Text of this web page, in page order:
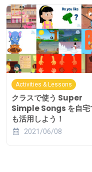
Activities & Lessons
クラスで使う Super
Simple Songs を自宅
も活用しよう！
2021/06/08